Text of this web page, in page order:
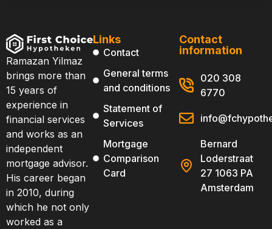
Ramazan Yilmaz
brings more than
15 years of
experience in
financial services
and works as an
independent
mortgage advisor.
His career began
in 2010, during
which he not only
worked as a
Links
Contact
General terms
and conditions
Statement of
Services
Mortgage
Comparison
Card
Contact
information
020 308
6770
Bernard
Loderstraat
27 1063 PA
Amsterdam